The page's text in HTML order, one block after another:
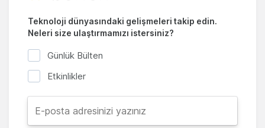
Teknoloji dünyasındaki gelişmeleri takip edin.
Neleri size ulaştırmamızı istersiniz?
Günlük Bülten
Etkinlikler